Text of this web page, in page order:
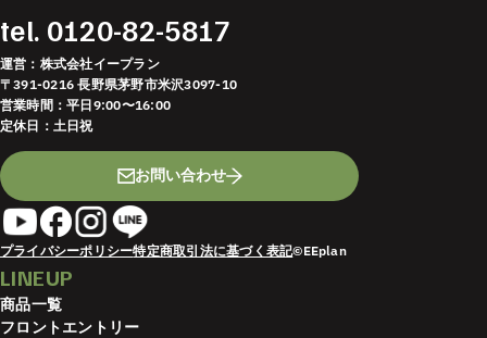
tel. 0120-82-5817
運営：株式会社イープラン
〒391-0216 長野県茅野市米沢3097-10
営業時間：平日9:00〜16:00
定休日：土日祝
お問い合わせ
プライバシーポリシー特定商取引法に基づく表記©EEplan
LINEUP
商品一覧
フロントエントリー